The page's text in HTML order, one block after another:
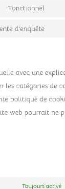
Fonctionnel
d’enquête
avec une
les catégories de
politique de
web pourrait ne
Toujours activé